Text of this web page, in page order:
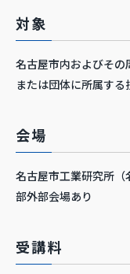
対象
名古屋市内およびそ
または団体に所属する
会場
名古屋市工業研究所
部外部会場あり
受講料